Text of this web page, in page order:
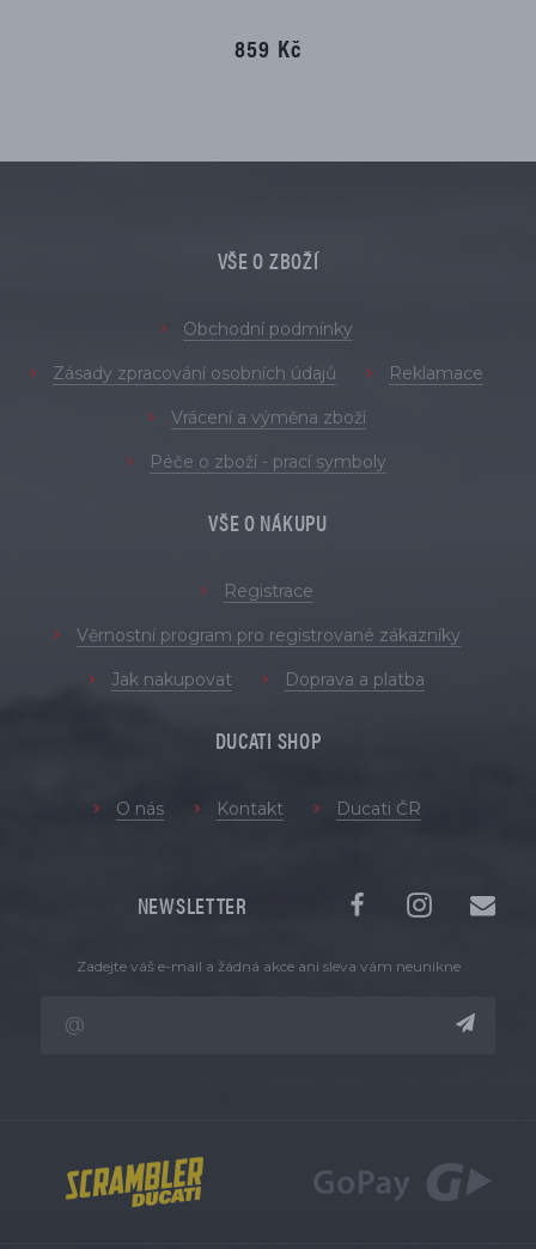
859 Kč
VŠE O ZBOŽÍ
Obchodní podmínky
Zásady zpracování osobních údajů Reklamace
Vrácení a výměna zboží
Péče o zboží - prací symboly
VŠE O NÁKUPU
Registrace
Věrnostní program pro registrované zákazníky
Jak nakupovat Doprava a platba
DUCATI SHOP
O nás Kontakt Ducati ČR
NEWSLETTER
Zadejte váš e-mail a žádná akce ani sleva vám neunikne